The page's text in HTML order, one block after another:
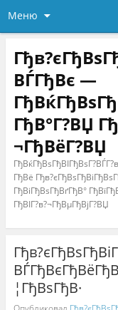
Меню
ВЃГђВє —
ГђВ°Г?ВЏ
¬ГђВёГ?ВЏ
ГђВё
ГђВіГђВѕГђВґГђВ°
ГђВІГ?в?¬ГђВµГђВјГ?ВЏ
¦ГђВѕГђВ·